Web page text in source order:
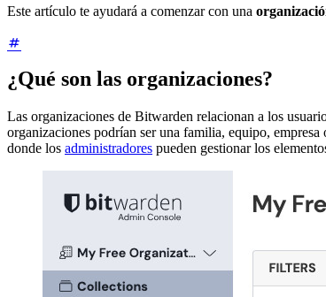
Este artículo te ayudará a comenzar con una
¿Qué son las organizaciones?
Las organizaciones de Bitwarden relacionan a los
organizaciones podrían ser una familia, equipo,
donde los administradores pueden gestionar los